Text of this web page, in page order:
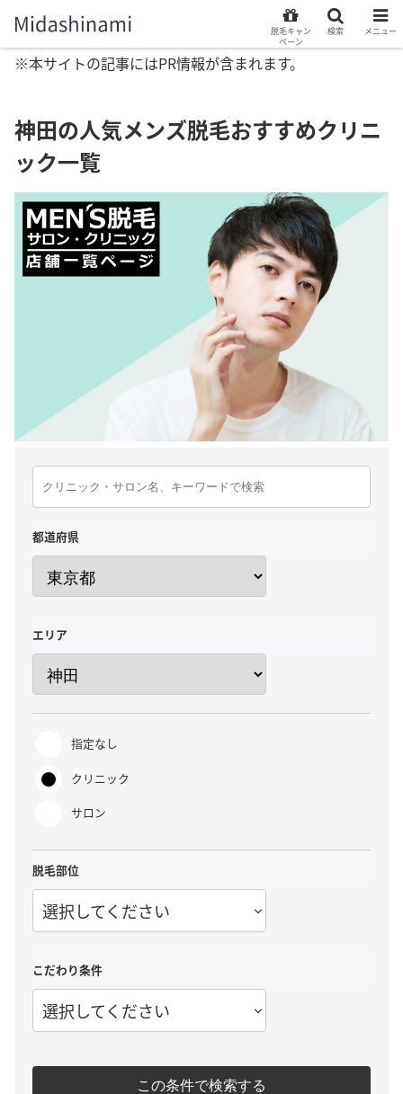
※本サイトの記事にはPR情報が含まれます。
神田の人気メンズ脱毛おすすめクリニ
ック一覧
都道府県
エリア
指定なし
クリニック
サロン
脱毛部位
選択してください
こだわり条件
選択してください
この条件で検索する
脱毛キャン
ペーン
検索 メニュー